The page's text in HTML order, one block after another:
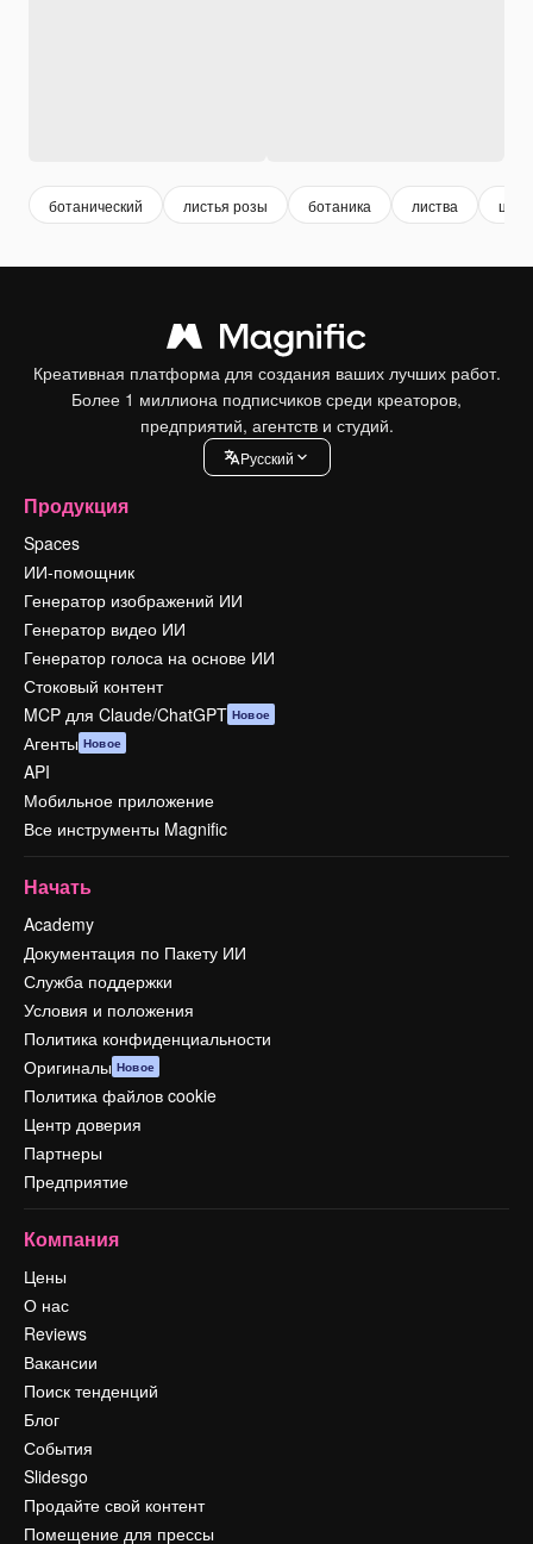
ботанический листья розы ботаника листва
Креативная платформа для создания ваших лучших работ.
Более 1 миллиона подписчиков среди креаторов,
предприятий, агентств и студий.
Pусский
Продукция
Spaces
ИИ-помощник
Генератор изображений ИИ
Генератор видео ИИ
Генератор голоса на основе ИИ
Стоковый контент
MCP для Claude/ChatGPT Новое
Агенты Новое
API
Мобильное приложение
Все инструменты Magnific
Начать
Academy
Документация по Пакету ИИ
Служба поддержки
Условия и положения
Политика конфиденциальности
Оригиналы Новое
Политика файлов cookie
Центр доверия
Партнеры
Предприятие
Компания
Цены
О нас
Reviews
Вакансии
Поиск тенденций
Блог
События
Slidesgo
Продайте свой контент
Помещение для прессы